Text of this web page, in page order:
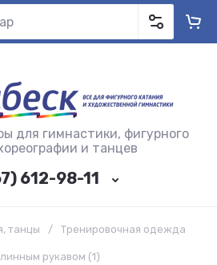
для гимнастики, фигурного
и танцев
612-98-11
танцы /
Тренировочная одежда
рукавом (1)